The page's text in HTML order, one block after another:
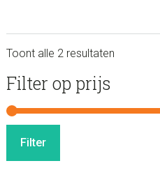
Toont alle 2 resultaten
sidebar
Store
Sidebar
Filter op prijs
Filter